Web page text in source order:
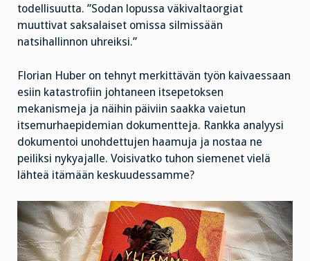
todellisuutta. ”Sodan lopussa väkivaltaorgiat
muuttivat saksalaiset omissa silmissään
natsihallinnon uhreiksi.”
Florian Huber on tehnyt merkittävän työn kaivaessaan
esiin katastrofiin johtaneen itsepetoksen
mekanismeja ja näihin päiviin saakka vaietun
itsemurhaepidemian dokumentteja. Rankka analyysi
dokumentoi unohdettujen haamuja ja nostaa ne
peiliksi nykyajalle. Voisivatko tuhon siemenet vielä
lähteä itämään keskuudessamme?